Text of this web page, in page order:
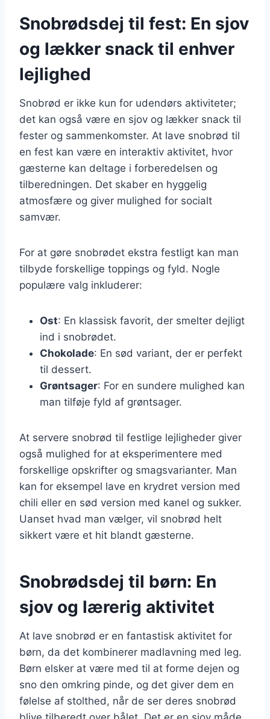
Snobrødsdej til fest: En sjov
og lækker snack til enhver
lejlighed
Snobrød er ikke kun for udendørs aktiviteter;
det kan også være en sjov og lækker snack til
fester og sammenkomster. At lave snobrød til
en fest kan være en interaktiv aktivitet, hvor
gæsterne kan deltage i forberedelsen og
tilberedningen. Det skaber en hyggelig
atmosfære og giver mulighed for socialt
samvær.
For at gøre snobrødet ekstra festligt kan man
tilbyde forskellige toppings og fyld. Nogle
populære valg inkluderer:
Ost: En klassisk favorit, der smelter dejligt
ind i snobrødet.
Chokolade: En sød variant, der er perfekt
til dessert.
Grøntsager: For en sundere mulighed kan
man tilføje fyld af grøntsager.
At servere snobrød til festlige lejligheder giver
også mulighed for at eksperimentere med
forskellige opskrifter og smagsvarianter. Man
kan for eksempel lave en krydret version med
chili eller en sød version med kanel og sukker.
Uanset hvad man vælger, vil snobrød helt
sikkert være et hit blandt gæsterne.
Snobrødsdej til børn: En
sjov og lærerig aktivitet
At lave snobrød er en fantastisk aktivitet for
børn, da det kombinerer madlavning med leg.
Børn elsker at være med til at forme dejen og
sno den omkring pinde, og det giver dem en
følelse af stolthed, når de ser deres snobrød